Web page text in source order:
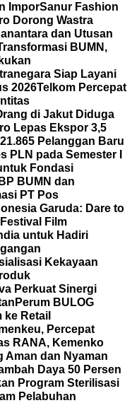
ImporSanur Fashion
Dorong Wastra
dan Utusan
BUMN,
Siap Layani
2026Telkom Percepat
di Jakut Diduga
Lepas Ekspor 3,5
Pelanggan Baru
PLN pada Semester I
Fondasi
BP BUMN dan
PT Pos
Garuda: Dare to
Film
untuk Hadiri
Kekayaan
Perkuat Sinergi
Perum BULOG
Retail
Percepat
RANA, Kemenko
Aman dan Nyaman
Daya 50 Persen
Program Sterilisasi
Pelabuhan